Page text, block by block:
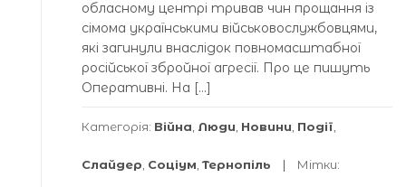
обласному центрі тривав чин прощання із
сімома українськими військовослужбовцями,
які загинули внаслідок повномасштабної
російської збройної агресії. Про це пишуть
Оперативні. На […]
Категорія: Війна, Люди, Новини, Події,
Слайдер, Соціум, Тернопіль Мітки: